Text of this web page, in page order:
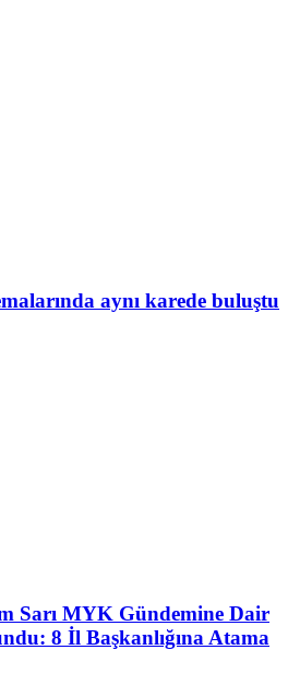
aynı karede buluştu
Sarı MYK Gündemine Dair
8 İl Başkanlığına Atama